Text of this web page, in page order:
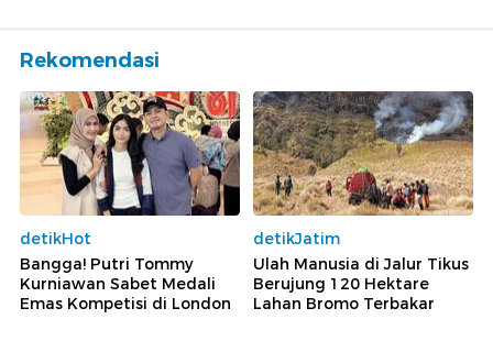
Rekomendasi
detikHot
Bangga! Putri Tommy
Kurniawan Sabet Medali
Emas Kompetisi di London
detikJatim
Ulah Manusia di Jalur Tikus
Berujung 120 Hektare
Lahan Bromo Terbakar